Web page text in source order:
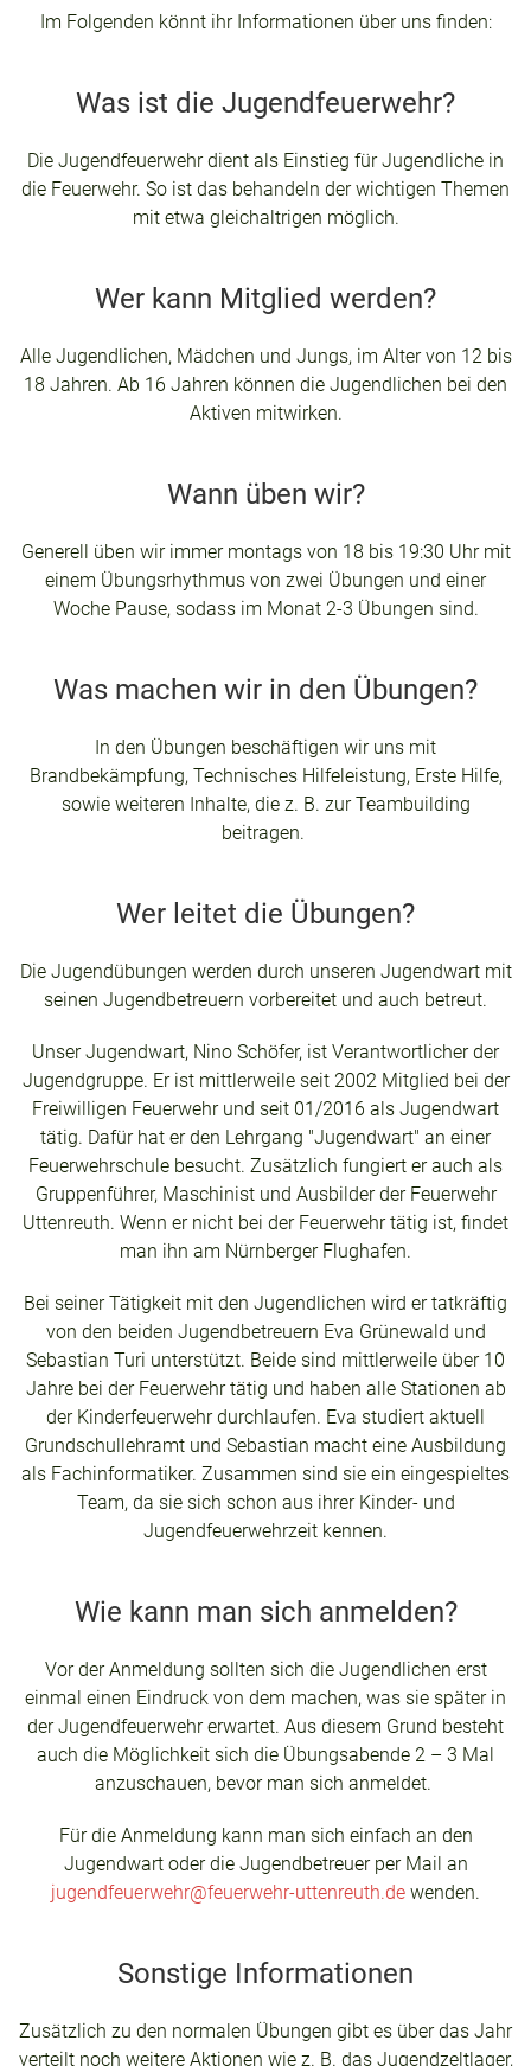
Im Folgenden könnt ihr Informationen über uns finden:
Was ist die Jugendfeuerwehr?
Die Jugendfeuerwehr dient als Einstieg für Jugendliche in
die Feuerwehr. So ist das behandeln der wichtigen Themen
mit etwa gleichaltrigen möglich.
Wer kann Mitglied werden?
Alle Jugendlichen, Mädchen und Jungs, im Alter von 12 bis
18 Jahren. Ab 16 Jahren können die Jugendlichen bei den
Aktiven mitwirken.
Wann üben wir?
Generell üben wir immer montags von 18 bis 19:30 Uhr mit
einem Übungsrhythmus von zwei Übungen und einer
Woche Pause, sodass im Monat 2-3 Übungen sind.
Was machen wir in den Übungen?
In den Übungen beschäftigen wir uns mit
Brandbekämpfung, Technisches Hilfeleistung, Erste Hilfe,
sowie weiteren Inhalte, die z. B. zur Teambuilding
beitragen.
Wer leitet die Übungen?
Die Jugendübungen werden durch unseren Jugendwart mit
seinen Jugendbetreuern vorbereitet und auch betreut.
Unser Jugendwart, Nino Schöfer, ist Verantwortlicher der
Jugendgruppe. Er ist mittlerweile seit 2002 Mitglied bei der
Freiwilligen Feuerwehr und seit 01/2016 als Jugendwart
tätig. Dafür hat er den Lehrgang "Jugendwart" an einer
Feuerwehrschule besucht. Zusätzlich fungiert er auch als
Gruppenführer, Maschinist und Ausbilder der Feuerwehr
Uttenreuth. Wenn er nicht bei der Feuerwehr tätig ist, findet
man ihn am Nürnberger Flughafen.
Bei seiner Tätigkeit mit den Jugendlichen wird er tatkräftig
von den beiden Jugendbetreuern Eva Grünewald und
Sebastian Turi unterstützt. Beide sind mittlerweile über 10
Jahre bei der Feuerwehr tätig und haben alle Stationen ab
der Kinderfeuerwehr durchlaufen. Eva studiert aktuell
Grundschullehramt und Sebastian macht eine Ausbildung
als Fachinformatiker. Zusammen sind sie ein eingespieltes
Team, da sie sich schon aus ihrer Kinder- und
Jugendfeuerwehrzeit kennen.
Wie kann man sich anmelden?
Vor der Anmeldung sollten sich die Jugendlichen erst
einmal einen Eindruck von dem machen, was sie später in
der Jugendfeuerwehr erwartet. Aus diesem Grund besteht
auch die Möglichkeit sich die Übungsabende 2 – 3 Mal
anzuschauen, bevor man sich anmeldet.
Für die Anmeldung kann man sich einfach an den
Jugendwart oder die Jugendbetreuer per Mail an
jugendfeuerwehr@feuerwehr-uttenreuth.de wenden.
Sonstige Informationen
Zusätzlich zu den normalen Übungen gibt es über das Jahr
verteilt noch weitere Aktionen wie z. B. das Jugendzeltlager,